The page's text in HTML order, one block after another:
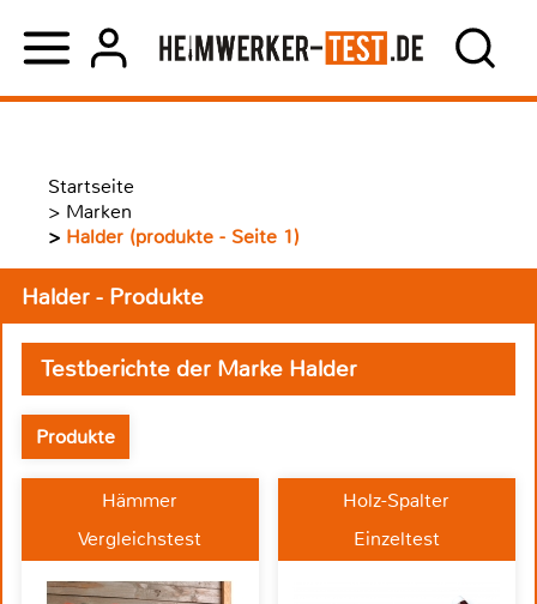
Startseite
> Marken
> Halder (produkte - Seite 1)
Halder - Produkte
Testberichte der Marke Halder
Produkte
Hämmer
Vergleichstest
Holz-Spalter
Einzeltest